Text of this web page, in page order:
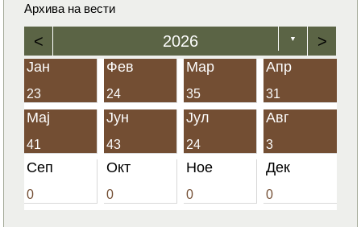
Архива на вести
< 2026 ▼ >
Јан
23
Фев
24
Мар
35
Апр
31
Мај
41
Јун
43
Јул
24
Авг
3
Сеп
0
Окт
0
Ное
0
Дек
0